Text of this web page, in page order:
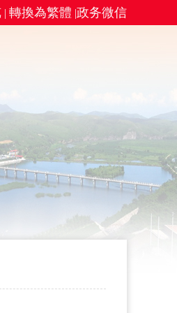
| 轉換為繁體 |政务微信